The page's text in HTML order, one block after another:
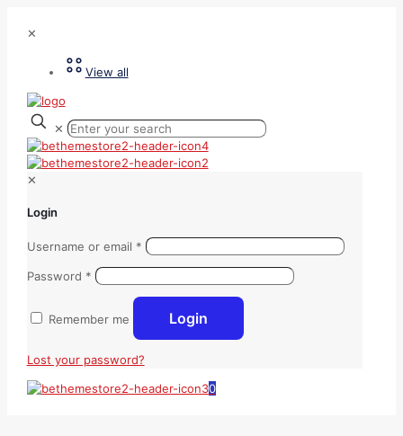
✕
View all
✕
✕
Login
Username or email *
Password *
Remember me Login
Lost your password?
0